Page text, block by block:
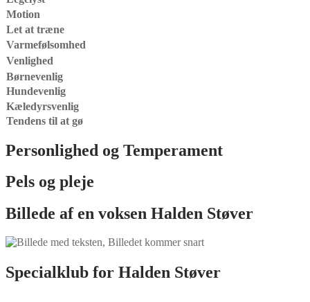
Motion
Let at træne
Varmefølsomhed
Venlighed
Børnevenlig
Hundevenlig
Kæledyrsvenlig
Tendens til at gø
Personlighed og Temperament
Pels og pleje
Billede af en voksen Halden Støver
Specialklub for Halden Støver